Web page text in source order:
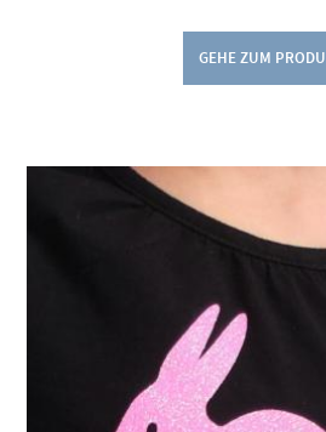
GEHE ZUM